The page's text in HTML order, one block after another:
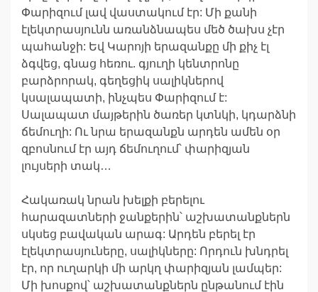
Փարիզում լավ վաստակում էր: Մի քանի
էլեկտրասյունն առանձնապես մեծ ծախս չէր
պահանջի: Եվ Կարոյի երազանքը մի քիչ էլ
ձգվեց, գնաց հեռու. գյուղի կենտրոնը
բարձրորակ, գեղեցիկ սալիկներով
կսալապատի, ինչպես Փարիզում է:
Սալապատ մայթերին ծառեր կտնկի, կդարձնի
ճեմուղի: Ու նրա երազանքն արդեն ամեն օր
զբոսնում էր այդ ճեմուղում՝ փարիզյան
լույսերի տակ…
Հակառակ նրան խելքի բերելու
հարազատների ջանքերին՝ աշխատանքներն
սկսեց բավական արագ: Արդեն բերել էր
էլեկտրասյուները, սալիկները: Որդուն խնդրել
էր, որ ուղարկի մի արկղ փարիզյան լամպեր:
Մի խոսքով՝ աշխատանքներն ընթանում էին